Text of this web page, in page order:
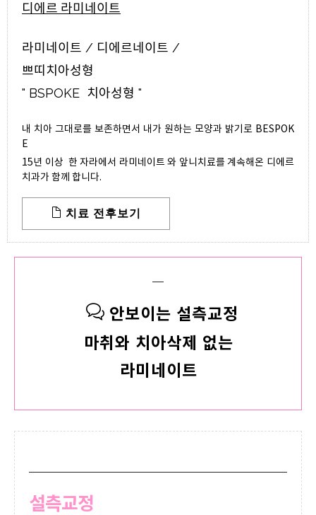
디에르 라미네이트
라미네이트 / 디에르네이트 /
쁘띠치아성형
" BSPOKE 치아성형 "
내 치아 그대로를 보존하면서 내가 원하는 모양과 밝기로 BESPOK
E
15년 이상 한 자라에서 라미네이트 와 앞니치료를 계속해온 디에르
치과가 함께 합니다.
치료 전후보기
안보이는 설측교정
마취와 치아삭제 없는
라미네이트
설측교정